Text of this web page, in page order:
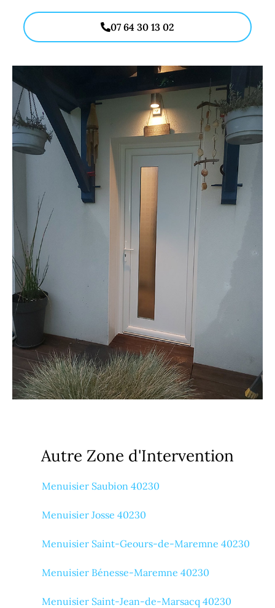
07 64 30 13 02
Autre Zone d'Intervention
Menuisier Saubion 40230
Menuisier Josse 40230
Menuisier Saint-Geours-de-Maremne 40230
Menuisier Bénesse-Maremne 40230
Menuisier Saint-Jean-de-Marsacq 40230